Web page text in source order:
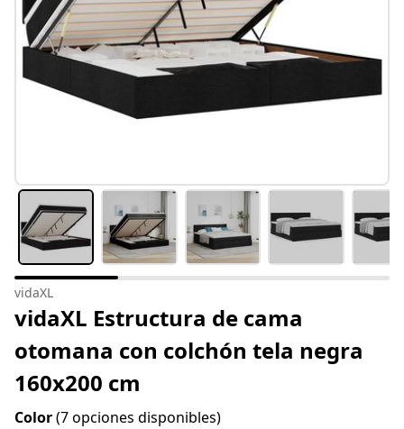
vidaXL
vidaXL Estructura de cama
otomana con colchón tela negra
160x200 cm
Color(7 opciones disponibles)